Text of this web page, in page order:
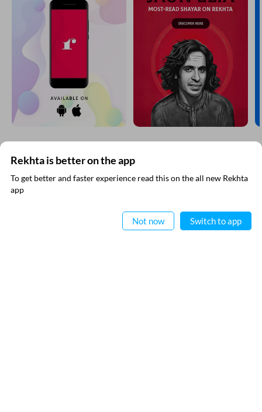
रेख़्ता न्यूज़लेटर सबस्क्राइब कीजिए
नई जानकारियाँ प्राप्त करने के लिए रेख़्ता न्यूज़ लेटर सब्स्क्राइब कीजिए
Rekhta is better on the app
To get better and faster experience read this on the all new Rekhta
app
Not now Switch to app